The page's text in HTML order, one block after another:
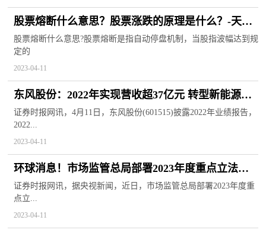
股票熔断什么意思？股票涨跌的原理是什么？-天天
报道
股票熔断什么意思?股票熔断是指自动停盘机制，当股指波幅达到规
定的
2023-04-11
东风股份：2022年实现营收超37亿元 转型新能源材
料初见成效|天天速看
证券时报网讯，4月11日，东风股份(601515)披露2022年业绩报告，
2022...
2023-04-11
环球消息！市场监管总局部署2023年度重点立法任
务
证券时报网讯，据央视新闻，近日，市场监管总局部署2023年度重
点立...
2023-04-11